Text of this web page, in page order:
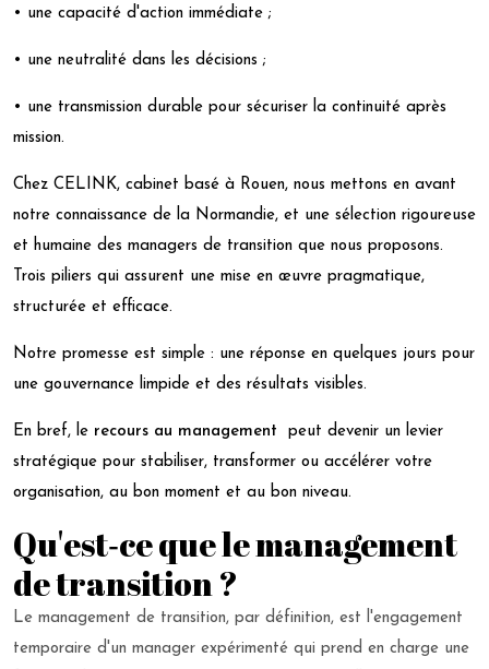
• une capacité d'action immédiate ;
• une neutralité dans les décisions ;
• une transmission durable pour sécuriser la continuité après
mission.
Chez CELINK, cabinet basé à Rouen, nous mettons en avant
notre connaissance de la Normandie, et une sélection rigoureuse
et humaine des managers de transition que nous proposons.
Trois piliers qui assurent une mise en œuvre pragmatique,
structurée et efficace.
Notre promesse est simple : une réponse en quelques jours pour
une gouvernance limpide et des résultats visibles.
En bref, le recours au management peut devenir un levier
stratégique pour stabiliser, transformer ou accélérer votre
organisation, au bon moment et au bon niveau.
Qu'est‑ce que le management
de transition ?
Le management de transition, par définition, est l'engagement
temporaire d'un manager expérimenté qui prend en charge une